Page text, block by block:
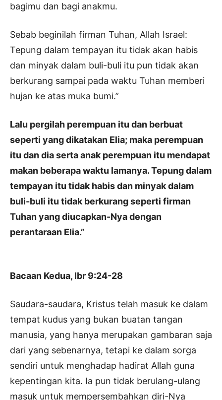
bagimu dan bagi anakmu.
Sebab beginilah firman Tuhan, Allah Israel:
Tepung dalam tempayan itu tidak akan habis
dan minyak dalam buli-buli itu pun tidak akan
berkurang sampai pada waktu Tuhan memberi
hujan ke atas muka bumi.”
Lalu pergilah perempuan itu dan berbuat
seperti yang dikatakan Elia; maka perempuan
itu dan dia serta anak perempuan itu mendapat
makan beberapa waktu lamanya. Tepung dalam
tempayan itu tidak habis dan minyak dalam
buli-buli itu tidak berkurang seperti firman
Tuhan yang diucapkan-Nya dengan
perantaraan Elia.”
Bacaan Kedua, Ibr 9:24-28
Saudara-saudara, Kristus telah masuk ke dalam
tempat kudus yang bukan buatan tangan
manusia, yang hanya merupakan gambaran saja
dari yang sebenarnya, tetapi ke dalam sorga
sendiri untuk menghadap hadirat Allah guna
kepentingan kita. Ia pun tidak berulang-ulang
masuk untuk mempersembahkan diri-Nya